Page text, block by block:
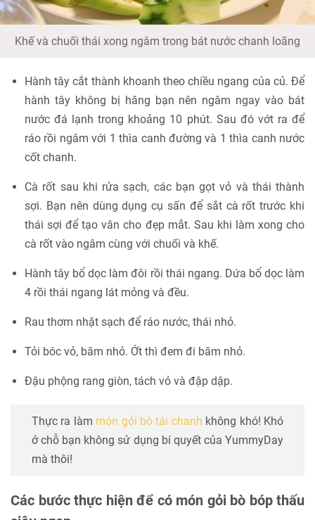
Khế và chuối thái xong ngâm trong bát nước chanh loãng
Hành tây cắt thành khoanh theo chiều ngang của củ. Để
hành tây không bị hăng bạn nên ngâm ngay vào bát
nước đá lạnh trong khoảng 10 phút. Sau đó vớt ra để
ráo rồi ngâm với 1 thìa canh đường và 1 thìa canh nước
cốt chanh.
Cà rốt sau khi rửa sạch, các bạn gọt vỏ và thái thành
sợi. Bạn nên dùng dụng cụ sấn để sắt cà rốt trước khi
thái sợi để tạo vân cho đẹp mắt. Sau khi làm xong cho
cà rốt vào ngâm cùng với chuối và khế.
Hành tây bổ dọc làm đôi rồi thái ngang. Dứa bổ dọc làm
4 rồi thái ngang lát mỏng và đều.
Rau thơm nhặt sạch để ráo nước, thái nhỏ.
Tỏi bóc vỏ, băm nhỏ. Ớt thì đem đi băm nhỏ.
Đậu phộng rang giòn, tách vỏ và đập dập.
Thực ra làm món gỏi bò tái chanh không khó! Khó
ở chỗ bạn không sử dụng bí quyết của YummyDay
mà thôi!
Các bước thực hiện để có món gỏi bò bóp thấu